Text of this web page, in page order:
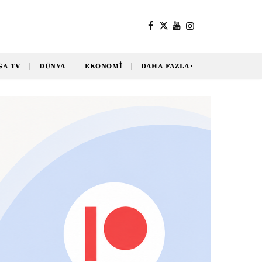
TV DÜNYA EKONOMI DAHA FAZLA▼